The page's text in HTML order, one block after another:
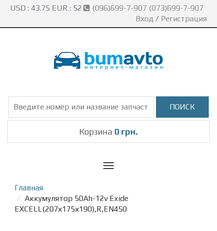
USD : 43.75 EUR : 52
(096)699-7-907 (073)699-7-907
Вход / Регистрация
Корзина 0 грн.
Toggle
Главная
Аккумулятор 50Ah-12v Exide
EXCELL(207х175х190),R,EN450